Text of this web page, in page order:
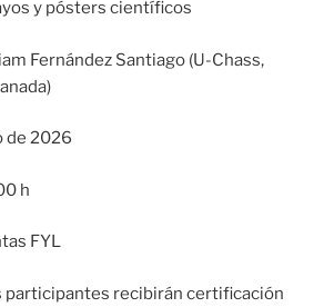
y pósters científicos
Fernández Santiago (U-Chass,
de 2026
h
FYL
participantes recibirán certificación